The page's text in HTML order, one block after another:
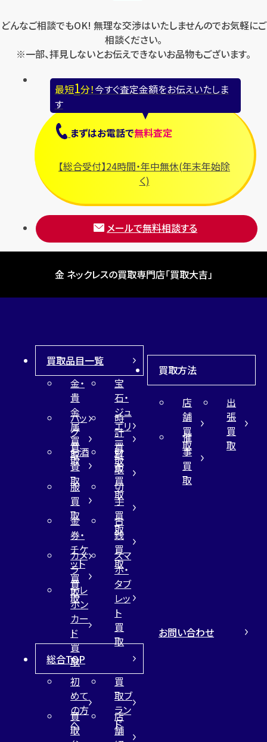
どんなご相談でもOK! 無理な交渉はいたしませんのでお気軽にご
相談ください。
※一部、拝見しないとお伝えできないお品物もございます。
最短1分！今すぐ査定金額をお伝えいたしま
す
まずはお電話で無料査定
【総合受付】24時間・年中無休(年末年始除
く)
メールで無料相談する
金 ネックレスの買取専門店「買取大吉」
買取品目一覧
金・
貴
金
属
買
取
宝
石・
ジュ
エリ
ー
買
取
バッ
グ
買
取
時
計
買
取
お酒
買
取
財
布
買
取
服
買
取
切
手
買
取
金
券・
チケ
ット
買
取
古
銭
買
取
カメ
ラ
買
取
スマ
ホ・
タブ
レッ
ト
買
取
テレ
ホン
カー
ド
買
取
買取方法
店
舗
買
取
出
張
買
取
催
事
買
取
総合TOP
初
めて
の方
へ
買
取ブ
ラン
ド
買
取
店
舗
お問い合わせ